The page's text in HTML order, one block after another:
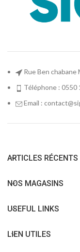
Rue Ben chabane
Téléphone : 0550
Email :
ARTICLES RÉCENTS
NOS MAGASINS
USEFUL LINKS
LIEN UTILES